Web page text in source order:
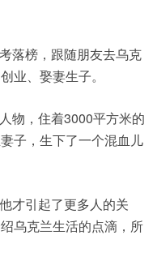
落榜，跟随朋友去乌克
业、娶妻生子。
物，住着3000平方米的
子，生下了一个混血儿
才引起了更多人的关
乌克兰生活的点滴，所